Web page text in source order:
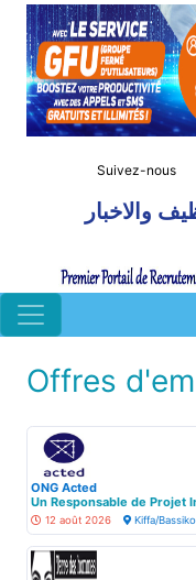
Suivez-nous
والاخبار
Offres
ONG Acted
Un Responsable de Projet
12 août 2026 Kiffa/